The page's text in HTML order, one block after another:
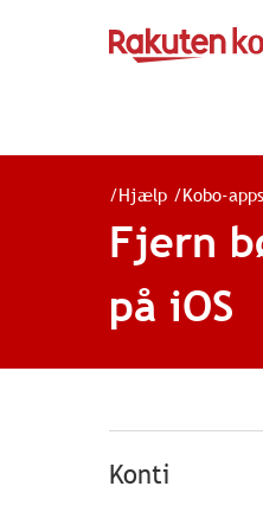
/Hjælp /Kobo-apps
Fjern
på iOS
Konti